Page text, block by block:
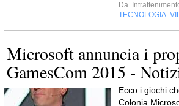
Da
TECNOLOGIA
Microsoft annuncia i
GamesCom 2015 -
Ecco i giochi
Colonia